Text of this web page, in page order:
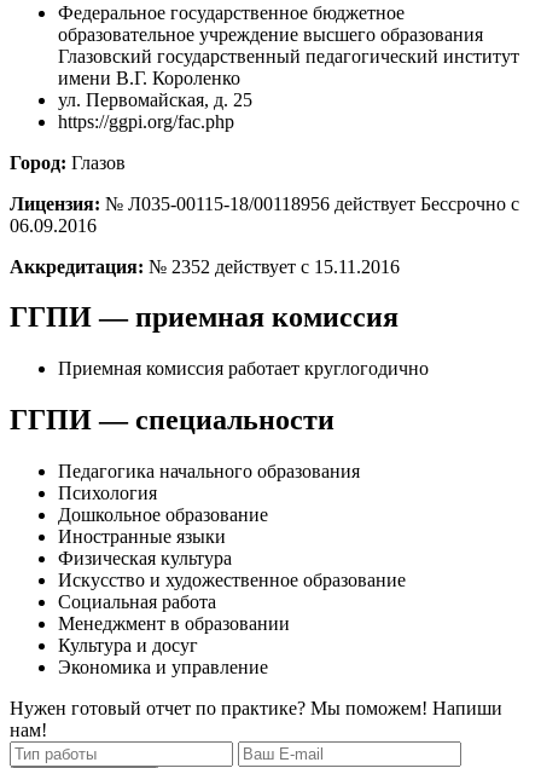
Федеральное государственное бюджетное
образовательное учреждение высшего образования
Глазовский государственный педагогический институт
имени В.Г. Короленко
ул. Первомайская, д. 25
https://ggpi.org/fac.php
Город: Глазов
Лицензия: № Л035-00115-18/00118956 действует Бессрочно с
06.09.2016
Аккредитация: № 2352 действует с 15.11.2016
ГГПИ — приемная комиссия
Приемная комиссия работает круглогодично
ГГПИ — специальности
Педагогика начального образования
Психология
Дошкольное образование
Иностранные языки
Физическая культура
Искусство и художественное образование
Социальная работа
Менеджмент в образовании
Культура и досуг
Экономика и управление
Нужен готовый отчет по практике? Мы поможем! Напиши
нам!